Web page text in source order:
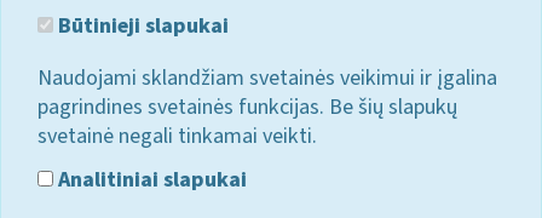
Būtinieji slapukai
Naudojami sklandžiam svetainės veikimui ir įgalina
pagrindines svetainės funkcijas. Be šių slapukų
svetainė negali tinkamai veikti.
Analitiniai slapukai